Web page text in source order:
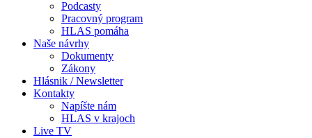
Podcasty
Pracovný program
HLAS pomáha
Naše návrhy
Dokumenty
Zákony
Hlásnik / Newsletter
Kontakty
Napíšte nám
HLAS v krajoch
Live TV